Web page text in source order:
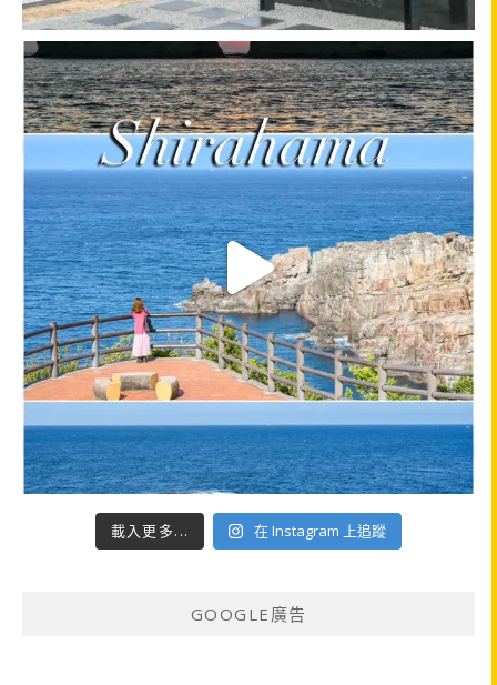
載入更多... 在 Instagram 上追蹤
GOOGLE廣告